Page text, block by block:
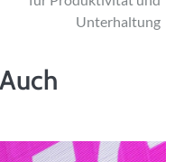
Unterhaltung